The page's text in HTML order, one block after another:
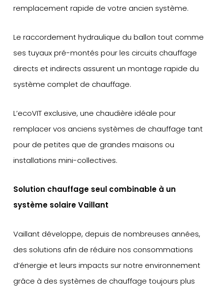
remplacement rapide de votre ancien système.
Le raccordement hydraulique du ballon tout comme
ses tuyaux pré-montés pour les circuits chauffage
directs et indirects assurent un montage rapide du
système complet de chauffage.
L’ecoVIT exclusive, une chaudière idéale pour
remplacer vos anciens systèmes de chauffage tant
pour de petites que de grandes maisons ou
installations mini-collectives.
Solution chauffage seul combinable à un
système solaire Vaillant
Vaillant développe, depuis de nombreuses années,
des solutions afin de réduire nos consommations
d’énergie et leurs impacts sur notre environnement
grâce à des systèmes de chauffage toujours plus